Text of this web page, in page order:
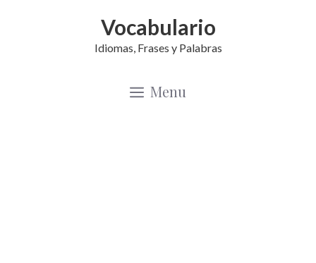
Vocabulario
Idiomas, Frases y Palabras
Menu